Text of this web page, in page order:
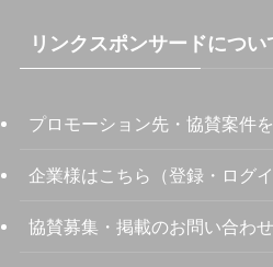
リンクスポンサードについ
プロモーション先・協賛案件
企業様はこちら（登録・ログイ
協賛募集・掲載のお問い合わせ